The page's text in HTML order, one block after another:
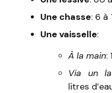
Une chasse: 6 à
Une vaisselle:
À la main:
Via un
litres